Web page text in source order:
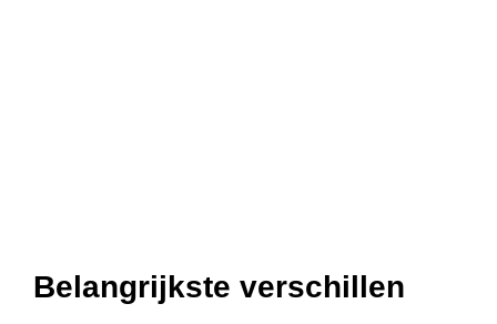
Belangrijkste verschillen